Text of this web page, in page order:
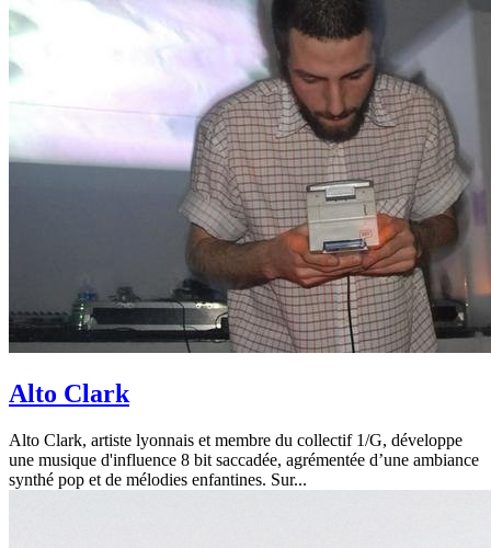
Alto Clark
Alto Clark, artiste lyonnais et membre du collectif 1/G, développe
une musique d'influence 8 bit saccadée, agrémentée d’une ambiance
synthé pop et de mélodies enfantines. Sur...